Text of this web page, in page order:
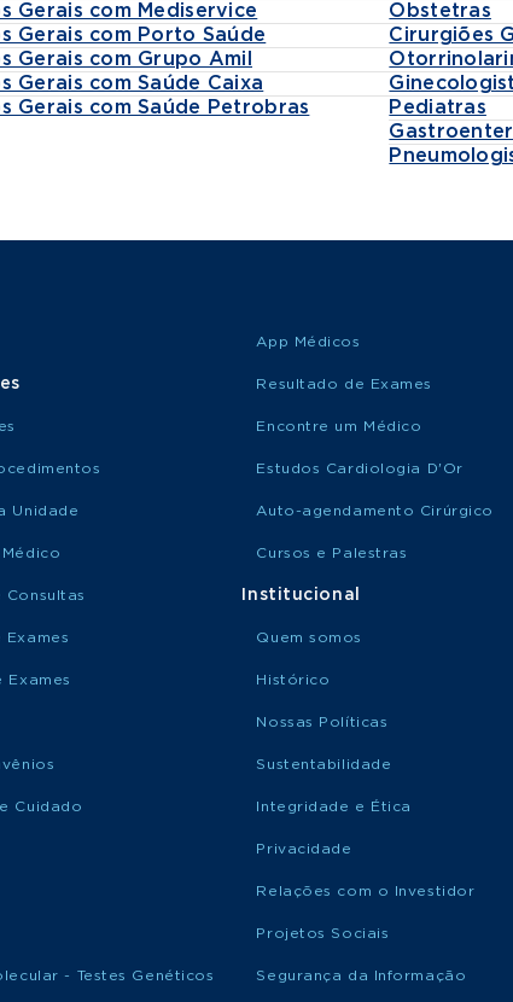
Gerais com Mediservice
Gerais com Porto Saúde
Gerais com Grupo Amil
Gerais com Saúde Caixa
Gerais com Saúde Petrobras
Obstetras
Cirurgiões
Pediatras
Unidade
Consultas
Exames
Exames
Cuidado
- Testes Genéticos
App Médicos
Resultado de Exames
Encontre um Médico
Estudos Cardiologia D'Or
Auto-agendamento Cirúrgico
Cursos e Palestras
Institucional
Quem somos
Histórico
Nossas Políticas
Sustentabilidade
Integridade e Ética
Privacidade
Relações com o Investidor
Projetos Sociais
Segurança da Informação